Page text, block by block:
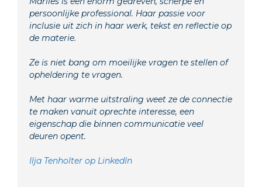
persoonlijke professional. Haar passie voor
inclusie uit zich in haar werk, tekst en reflectie op
de materie.
Ze is niet bang om moeilijke vragen te stellen of
opheldering te vragen.
Met haar warme uitstraling weet ze de connectie
te maken vanuit oprechte interesse, een
eigenschap die binnen communicatie veel
deuren opent.
Ilja Tenholter op LinkedIn